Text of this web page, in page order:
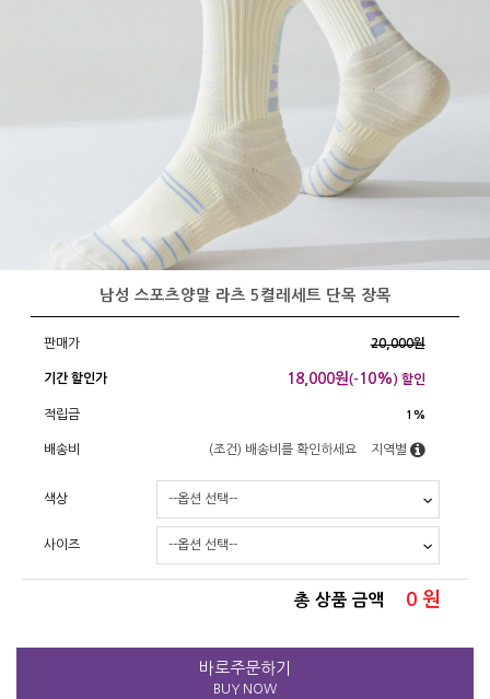
남성 스포츠양말 라츠 5켤레세트 단목 장목
판매가 20,000원
기간 할인가 18,000원(- 10%) 할인
적립금 1%
배송비 (조건) 배송비를 확인하세요 지역별
색상
사이즈
총 상품 금액 0 원
바로주문하기
BUY NOW